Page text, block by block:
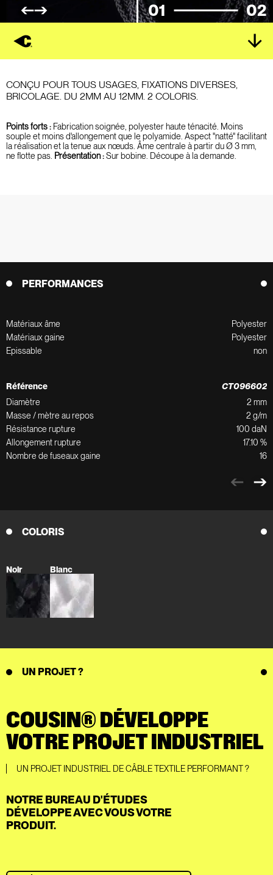
01 02
CONÇU POUR TOUS USAGES, FIXATIONS DIVERSES,
BRICOLAGE. DU 2MM AU 12MM. 2 COLORIS.
Points forts : Fabrication soignée, polyester haute ténacité. Moins
souple et moins d'allongement que le polyamide. Aspect "natté" facilitant
la réalisation et la tenue aux nœuds. Âme centrale à partir du Ø 3 mm,
ne flotte pas. Présentation :Sur bobine. Découpe à la demande.
PERFORMANCES
Matériaux âme
Polyester
Matériaux gaine
Polyester
Epissable
non
Référence
Diamètre
Masse / mètre au repos
Résistance rupture
Allongement rupture
Nombre de fuseaux gaine
CT096602
2 mm
2 g/m
100 daN
17.10 %
16
COLORIS
Noir Blanc
UN PROJET ?
COUSIN® DÉVELOPPE
VOTRE PROJET INDUSTRIEL
UN PROJET INDUSTRIEL DE CÂBLE TEXTILE PERFORMANT ?
NOTRE BUREAU D'ÉTUDES
DÉVELOPPE AVEC VOUS VOTRE
PRODUIT.